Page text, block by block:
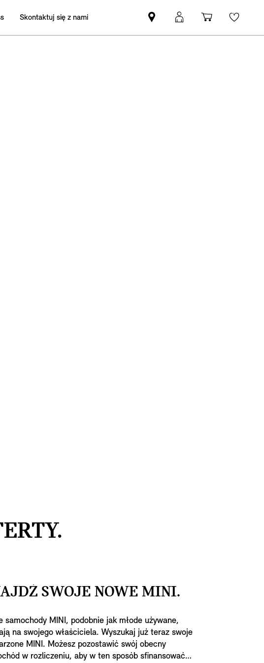
Skontaktuj się z nami
Znajdź
Partnera
Logowanie
MyMini
Koszyk
SWOJE NOWE MINI.
samochody MINI, podobnie jak młode używane,
na swojego właściciela. Wyszukaj już teraz swoje
MINI. Możesz pozostawić swój obecny
w rozliczeniu, aby w ten sposób sfinansować